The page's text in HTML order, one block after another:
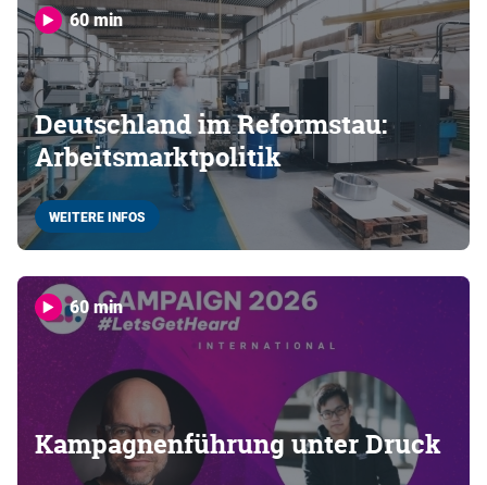
60 min
Deutschland im Reformstau:
Arbeitsmarktpolitik
WEITERE INFOS
60 min
Kampagnenführung unter Druck